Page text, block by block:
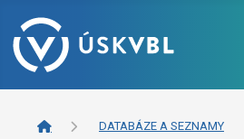
DATABÁZE A SEZNAMY